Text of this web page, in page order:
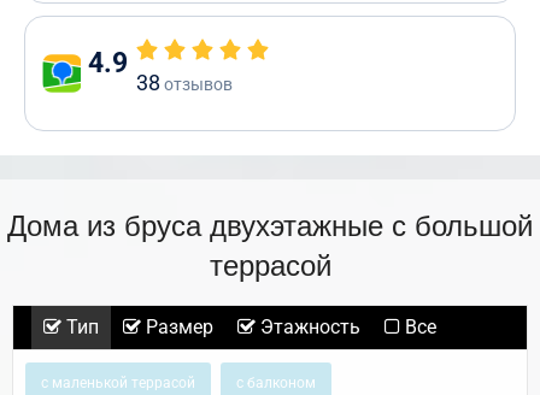
4.9
38 отзывов
Дома из бруса двухэтажные с большой
террасой
Тип Размер Этажность Все
с маленькой террасой с балконом